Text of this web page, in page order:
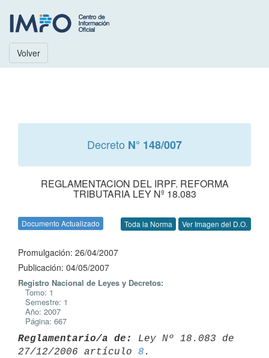
Volver
Decreto N° 148/007
REGLAMENTACION DEL IRPF. REFORMA
TRIBUTARIA LEY Nº 18.083
Documento Actualizado Toda la Norma Ver Imagen del D.O.
Promulgación: 26/04/2007
Publicación: 04/05/2007
Registro Nacional de Leyes y Decretos:
Tomo: 1
Semestre: 1
Año: 2007
Página: 667
Reglamentario/a de:
Ley Nº 18.083 de
27/12/2006 artículo 8 .